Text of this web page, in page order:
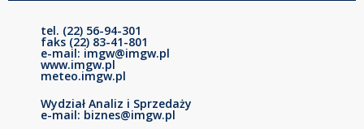
tel. (22) 56-94-301
faks (22) 83-41-801
e-mail: imgw@imgw.pl
www.imgw.pl
meteo.imgw.pl
Wydział Analiz i Sprzedaży
e-mail: biznes@imgw.pl